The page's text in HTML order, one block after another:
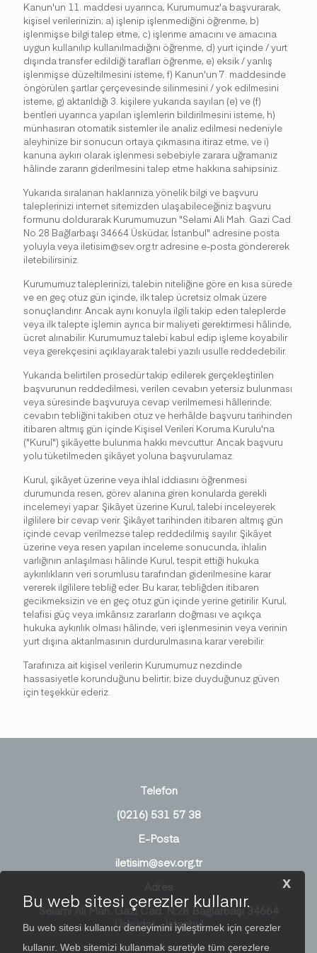
Kanun'un 11. maddesi uyarınca, Kurumumuz'a başvurarak,
kişisel verilerinizin; a) işlenip işlenmediğini öğrenme, b)
işlenmişse bilgi talep etme, c) işlenme amacını ve amacına
uygun kullanılıp kullanılmadığını öğrenme, d) yurt içinde / yurt
dışında transfer edildiği tarafları öğrenme, e) eksik / yanlış
işlenmişse düzeltilmesini isteme, f) Kanun'un 7. maddesinde
öngörülen şartlar çerçevesinde silinmesini / yok edilmesini
isteme, g) aktarıldığı 3. kişilere yukarıda sayılan (e) ve (f)
bentleri uyarınca yapılan işlemlerin bildirilmesini isteme, h)
münhasıran otomatik sistemler ile analiz edilmesi nedeniyle
aleyhinize bir sonucun ortaya çıkmasına itiraz etme, ve i)
kanuna aykırı olarak işlenmesi sebebiyle zarara uğramanız
hâlinde zararın giderilmesini talep etme hakkına sahipsiniz.
Yukarıda sıralanan haklarınıza yönelik bilgi ve başvuru
taleplerinizi internet sitemizden ulaşabileceğiniz başvuru
formunu doldurarak Kurumumuzun "Selami Ali Mah. Gazi Cad.
No.28 Bağlarbaşı 34664 Üsküdar, İstanbul" adresine posta
yoluyla veya iletisim@sev.org.tr adresine e-posta göndererek
iletebilirsiniz.
Kurumumuz taleplerinizi, talebin niteliğine göre en kısa sürede
ve en geç otuz gün içinde, ilk talep ücretsiz olmak üzere
sonuçlandırır. Ancak aynı konuyla ilgili takip eden taleplerde
veya ilk talepte işlemin ayrıca bir maliyeti gerektirmesi hâlinde,
ücret alınabilir. Kurumumuz talebi kabul edip işleme koyabilir
veya gerekçesini açıklayarak talebi yazılı usulle reddedebilir.
Yukarıda belirtilen prosedür takip edilerek gerçekleştirilen
başvurunun reddedilmesi, verilen cevabın yetersiz bulunması
veya süresinde başvuruya cevap verilmemesi hâllerinde;
cevabın tebliğini takiben otuz ve herhâlde başvuru tarihinden
itibaren altmış gün içinde Kişisel Verileri Koruma Kurulu'na
("Kurul") şikâyette bulunma hakkı mevcuttur. Ancak başvuru
yolu tüketilmeden şikâyet yoluna başvurulamaz.
Kurul, şikâyet üzerine veya ihlal iddiasını öğrenmesi
durumunda resen, görev alanına giren konularda gerekli
incelemeyi yapar. Şikâyet üzerine Kurul, talebi inceleyerek
ilgililere bir cevap verir. Şikâyet tarihinden itibaren altmış gün
içinde cevap verilmezse talep reddedilmiş sayılır. Şikâyet
üzerine veya resen yapılan inceleme sonucunda, ihlalin
varlığının anlaşılması hâlinde Kurul, tespit ettiği hukuka
aykırılıkların veri sorumlusu tarafından giderilmesine karar
vererek ilgililere tebliğ eder. Bu karar, tebliğden itibaren
gecikmeksizin ve en geç otuz gün içinde yerine getirilir. Kurul,
telafisi güç veya imkânsız zararların doğması ve açıkça
hukuka aykırılık olması hâlinde, veri işlenmesinin veya verinin
yurt dışına aktarılmasının durdurulmasına karar verebilir.
Tarafınıza ait kişisel verilerin Kurumumuz nezdinde
hassasiyetle korunduğunu belirtir; bize duyduğunuz güven
için teşekkür ederiz.
Telefon
(0216) 531 57 38
E-Posta
iletisim@sev.org.tr
Selami Ali Mah. Gazi Cad. N:28 Bağlarbaşı 34664
Üsküdar - İstanbul
x
Bu web sitesi çerezler kullanır.
Bu web sitesi kullanıcı deneyimini iyileştirmek için çerezler
kullanır. Web sitemizi kullanmak suretiyle tüm çerezlere